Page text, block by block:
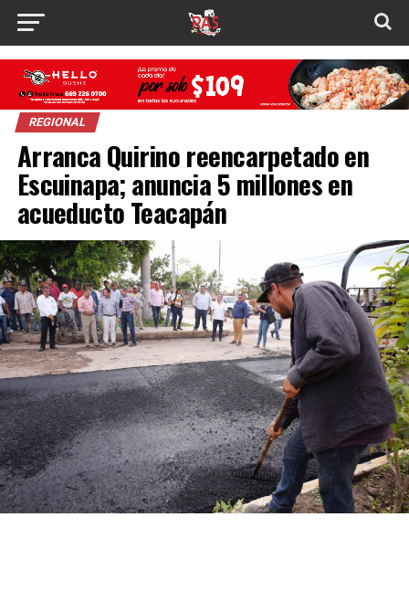
REGIONAL
Arranca Quirino reencarpetado en
Escuinapa; anuncia 5 millones en
acueducto Teacapán